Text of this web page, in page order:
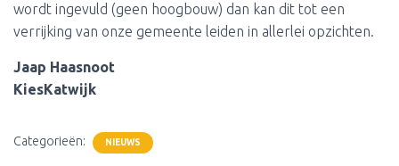
wordt ingevuld (geen hoogbouw) dan kan dit tot een
verrijking van onze gemeente leiden in allerlei opzichten.
Jaap Haasnoot
KiesKatwijk
Categorieën: NIEUWS